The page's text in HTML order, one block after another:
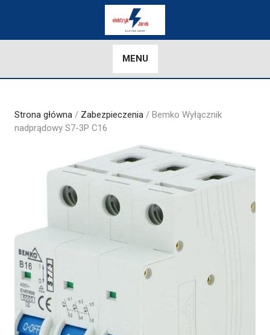
MENU
Strona główna / Zabezpieczenia / Bemko Wyłącznik
nadprądowy S7-3P C16